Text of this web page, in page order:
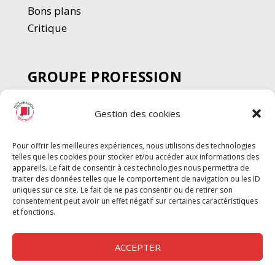
Gestion des cookies
Pour offrir les meilleures expériences, nous utilisons des technologies
telles que les cookies pour stocker et/ou accéder aux informations des
appareils. Le fait de consentir à ces technologies nous permettra de
traiter des données telles que le comportement de navigation ou les ID
uniques sur ce site. Le fait de ne pas consentir ou de retirer son
consentement peut avoir un effet négatif sur certaines caractéristiques
et fonctions.
ACCEPTER
Bons plans
Critique
GROUPE PROFESSION
SPECTACLE
Chèque Intermittents
Chèque Compta
Chèque Emploi Spectacle
G-Pods
Profession Audio-visuel